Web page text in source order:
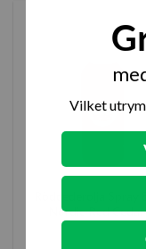
Rödcederolja Spray
Nordic Red
Vilket